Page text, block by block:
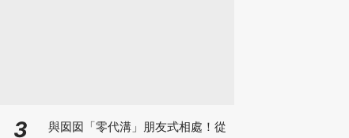
3
與囡囡「零代溝」朋友式相處！從